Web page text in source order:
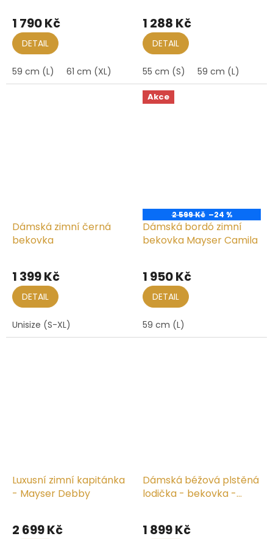
1 790 Kč
DETAIL
59 cm (L) 61 cm (XL)
1 288 Kč
DETAIL
55 cm (S) 59 cm (L)
Dámská zimní černá
bekovka
hodnocení
produktu
je
5,0
5
hvězdiček.
1 399 Kč
DETAIL
Unisize (S-XL)
Akce
2 599 Kč –24 %
Dámská bordó zimní
bekovka Mayser Camila
1 950 Kč
DETAIL
59 cm (L)
Luxusní zimní kapitánka
- Mayser Debby
2 699 Kč
Dámská béžová plstěná
lodička - bekovka -
1 899 Kč